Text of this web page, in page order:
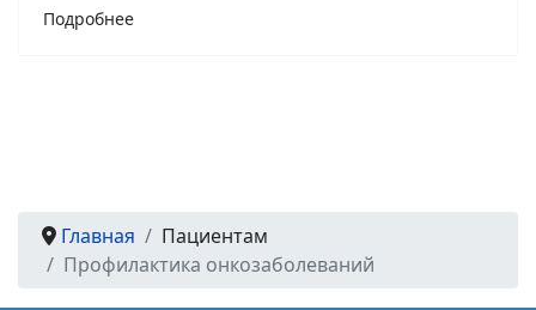
Подробнее
Главная
Пациентам
Профилактика онкозаболеваний